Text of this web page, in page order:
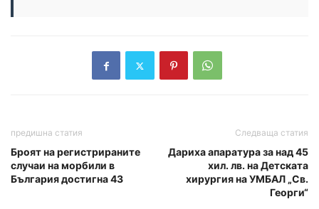
предишна статия
Броят на регистрираните
случаи на морбили в
България достигна 43
Следваща статия
Дариха апаратура за над 45
хил. лв. на Детската
хирургия на УМБАЛ „Св.
Георги“